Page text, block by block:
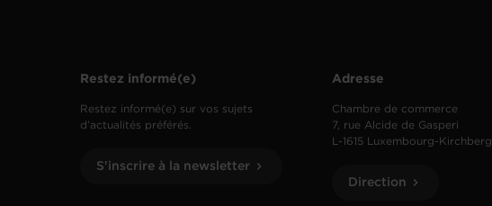
Restez informé(e)
Restez informé(e) sur vos sujets
d’actualités préférés.
S'inscrire à la newsletter
Adresse
Chambre de commerce
7, rue Alcide de Gasperi
L-1615 Luxembourg-Kirchberg
Direction